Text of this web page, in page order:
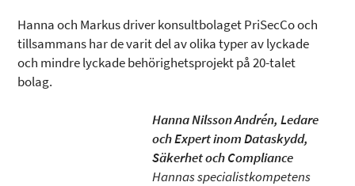
Hanna och Markus driver konsultbolaget PriSecCo och
tillsammans har de varit del av olika typer av lyckade
och mindre lyckade behörighetsprojekt på 20-talet
bolag.
Hanna Nilsson Andrén,Ledare
och Expert inom Dataskydd,
Säkerhet och Compliance
Hannas specialistkompetens